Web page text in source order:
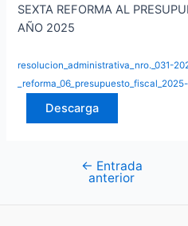
SEXTA REFORMA AL
AÑO 2025
resolucion_administrativa_nro._031-
Descarga
Navegación
← Entrada
anterior